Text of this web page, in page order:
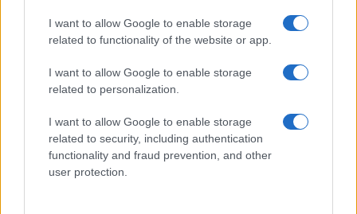
I want to allow Google to enable storage
related to functionality of the website or app.
I want to allow Google to enable storage
related to personalization.
I want to allow Google to enable storage
related to security, including authentication
functionality and fraud prevention, and other
user protection.